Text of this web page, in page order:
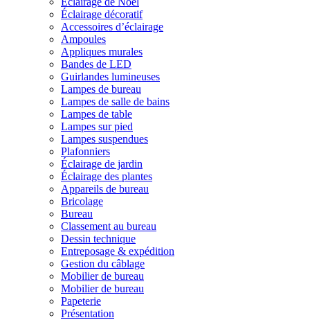
Éclairage décoratif
Accessoires d’éclairage
Ampoules
Appliques murales
Bandes de LED
Guirlandes lumineuses
Lampes de bureau
Lampes de salle de bains
Lampes de table
Lampes sur pied
Lampes suspendues
Plafonniers
Éclairage de jardin
Éclairage des plantes
Appareils de bureau
Bricolage
Bureau
Classement au bureau
Dessin technique
Entreposage & expédition
Gestion du câblage
Mobilier de bureau
Mobilier de bureau
Papeterie
Présentation